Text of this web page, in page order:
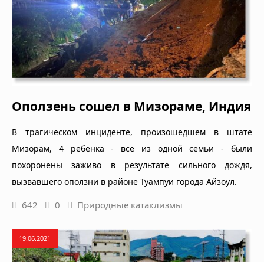
Оползень сошел в Мизораме, Индия
В трагическом инциденте, произошедшем в штате
Мизорам, 4 ребенка - все из одной семьи - были
похоронены заживо в результате сильного дождя,
вызвавшего оползни в районе Туампуи города Айзоул.
642 0 Природные катаклизмы
19.06.2021